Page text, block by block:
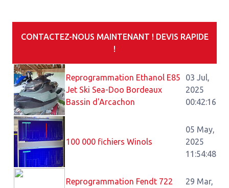
CONTACTEZ-NOUS MAINTENANT ! DEVIS RAPIDE
!
Reprogrammation Ethanol E85
Jet Ski Sea-Doo Bordeaux
Bassin d'Arcachon
03 Jul,
2025
00:42:16
100 000 fichiers Winols
05 May,
2025
11:54:48
Reprogrammation Fendt 722
29 Mar,